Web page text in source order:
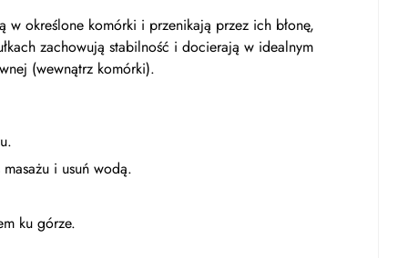
w określone komórki i przenikają przez ich błonę,
zachowują stabilność i docierają w idealnym
(wewnątrz komórki).
i usuń wodą.
ku górze.